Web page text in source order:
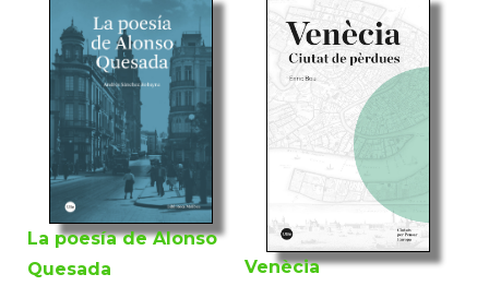
La poesía de Alonso
Quesada
Venècia